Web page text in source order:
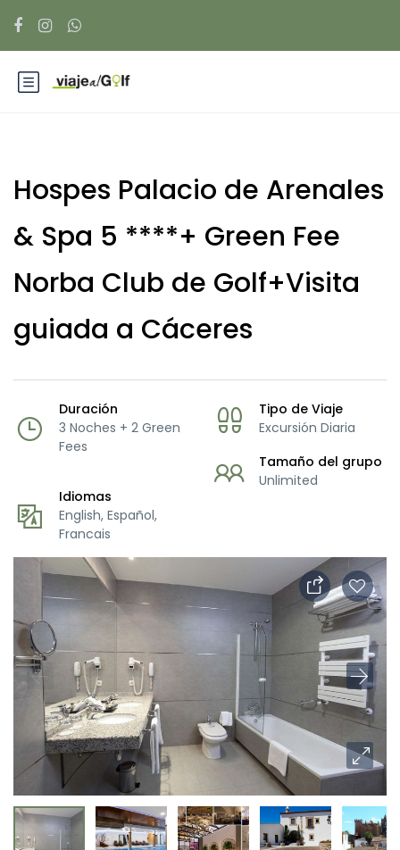
Hospes Palacio de Arenales
& Spa 5 ****+ Green Fee
Norba Club de Golf+Visita
guiada a Cáceres
Duración
3 Noches + 2 Green
Fees
Tipo de Viaje
Excursión Diaria
Tamaño del grupo
Unlimited
Idiomas
English, Español,
Francais